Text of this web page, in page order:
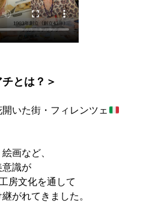
とは？＞
いた街・フィレンツェ
画など、
識が
房文化を通して
がれてきました。